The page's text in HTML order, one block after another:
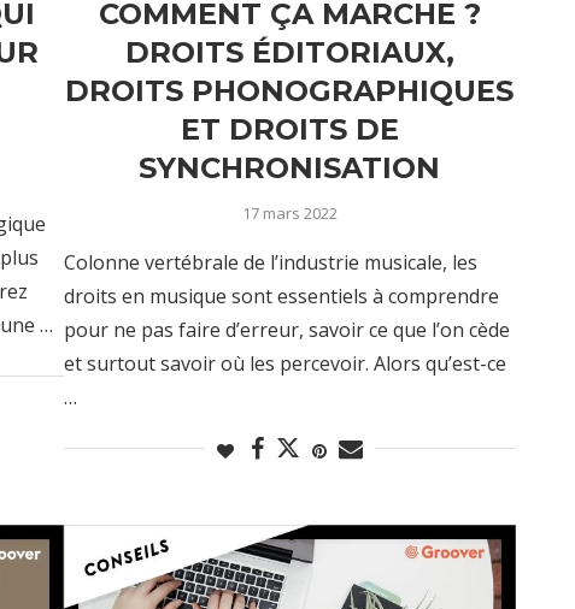
…
COMMENT ÇA MARCHE ?
DROITS ÉDITORIAUX,
DROITS PHONOGRAPHIQUES
ET DROITS DE
SYNCHRONISATION
17 mars 2022
Colonne vertébrale de l’industrie musicale, les
droits en musique sont essentiels à comprendre
pour ne pas faire d’erreur, savoir ce que l’on cède
et surtout savoir où les percevoir. Alors qu’est-ce
…